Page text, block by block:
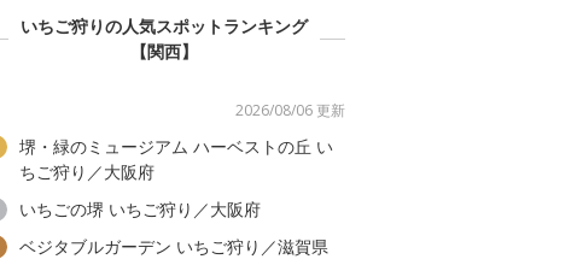
いちご狩りの人気スポットランキング
【関西】
2026/08/06 更新
堺・緑のミュージアム ハーベストの丘 い
ちご狩り／大阪府
いちごの堺 いちご狩り／大阪府
ベジタブルガーデン いちご狩り／滋賀県